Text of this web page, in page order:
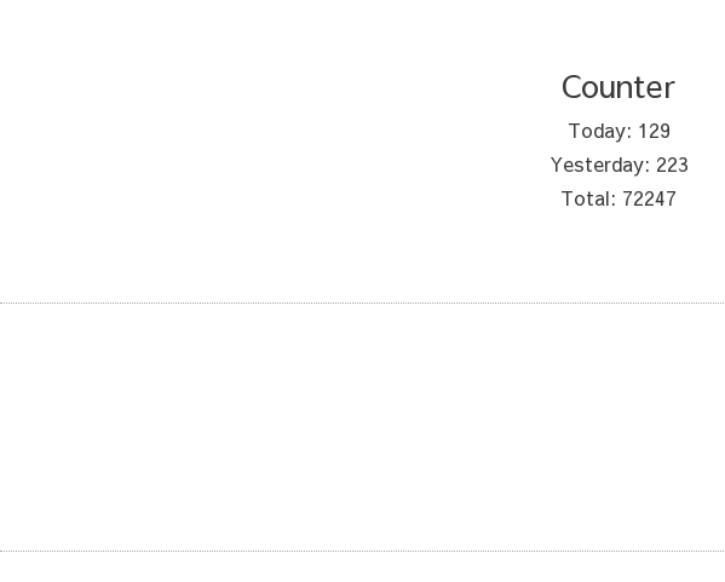
Counter
Today: 129
Yesterday: 223
Total: 72247